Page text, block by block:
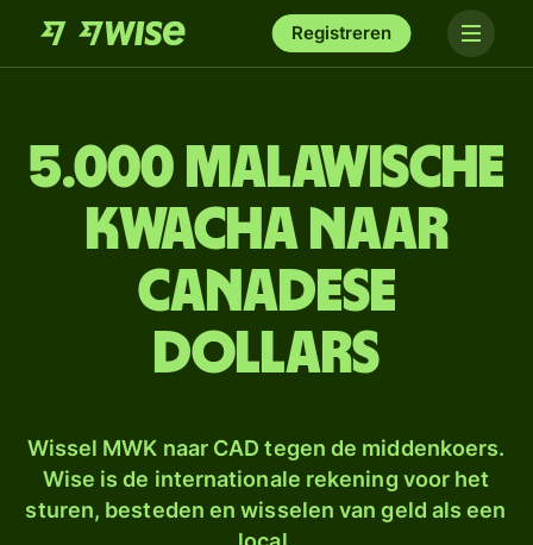
Registreren
5.000 Malawische
kwacha naar
Canadese
dollars
Wissel MWK naar CAD tegen de middenkoers.
Wise is de internationale rekening voor het
sturen, besteden en wisselen van geld als een